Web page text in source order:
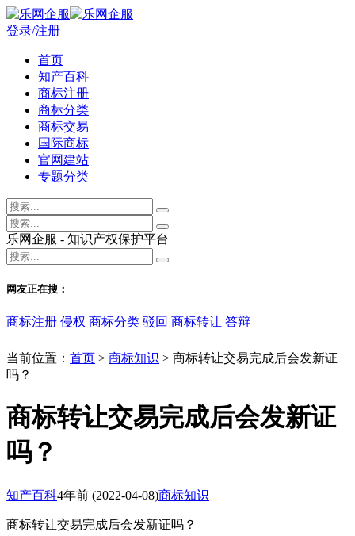
登录/注册
首页
知产百科
商标注册
商标分类
商标交易
国际商标
官网建站
专题分类
乐网企服 - 知识产权保护平台
网友正在搜：
商标注册 侵权 商标分类 驳回 商标转让 答辩
当前位置： 首页 > 商标知识 > 商标转让交易完成后会发新证
吗？
商标转让交易完成后会发新证
吗？
知产百科4年前 (2022-04-08)商标知识
商标转让交易完成后会发新证吗？